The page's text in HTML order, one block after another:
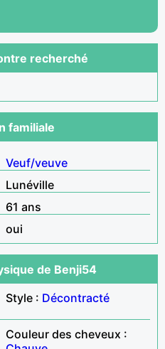
recherché
familiale
Veuf/veuve
Lunéville
61 ans
oui
de Benji54
Style : Décontracté
Couleur des cheveux :